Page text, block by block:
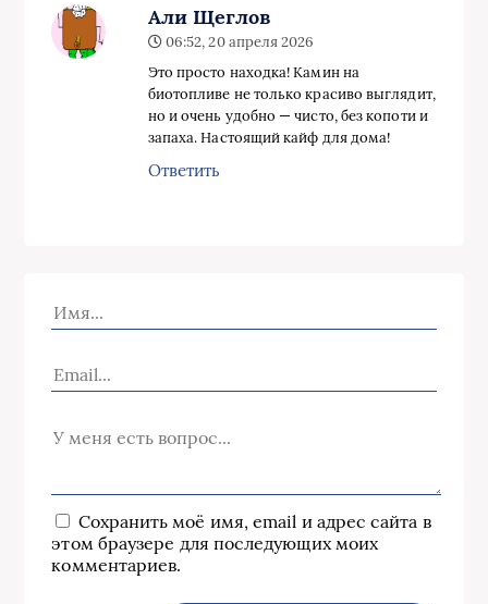
Али Щеглов
06:52, 20 апреля 2026
Это просто находка! Камин на
биотопливе не только красиво выглядит,
но и очень удобно — чисто, без копоти и
запаха. Настоящий кайф для дома!
Ответить
Сохранить моё имя, email и адрес сайта в
этом браузере для последующих моих
комментариев.